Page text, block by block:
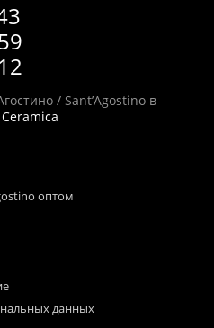
/ Sant’Agostino в
оптом
данных